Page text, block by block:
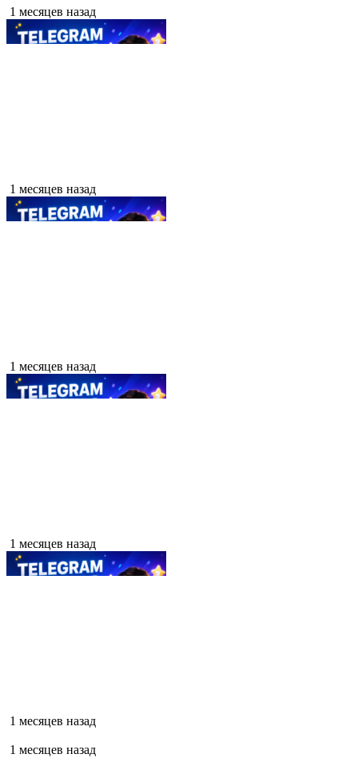
1 месяцев назад
1 месяцев назад
1 месяцев назад
1 месяцев назад
1 месяцев назад
1 месяцев назад